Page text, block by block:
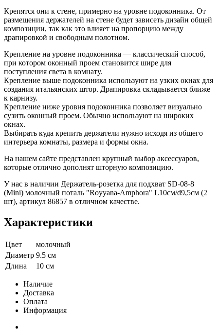
Крепятся они к стене, примерно на уровне подоконника. От
размещения держателей на стене будет зависеть дизайн общей
композиции, так как это влияет на пропорцию между
драпировкой и свободным полотном.
Крепление на уровне подоконника — классический способ,
при котором оконный проем становится шире для
поступления света в комнату.
Крепление выше подоконника используют на узких окнах для
создания итальянских штор. Драпировка складывается ближе
к карнизу.
Крепление ниже уровня подоконника позволяет визуально
сузить оконный проем. Обычно используют на широких
окнах.
Выбирать куда крепить держатели нужно исходя из общего
интерьера комнаты, размера и формы окна.
На нашем сайте представлен крупный выбор аксессуаров,
которые отлично дополнят шторную композицию.
У нас в наличии Держатель-розетка для подхват SD-08-8
(Mini) молочный поталь "Royyana-Amphora" L10см/d9,5см (2
шт), артикул 86857 в отличном качестве.
Характеристики
Цвет
молочный
Диаметр 9.5 см
Длина
10 см
Наличие
Доставка
Оплата
Информация